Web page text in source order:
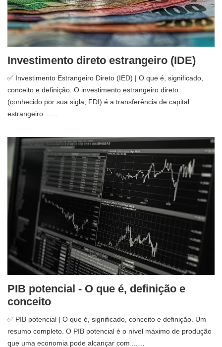
Investimento direto estrangeiro (IDE)
✅ Investimento Estrangeiro Direto (IED) | O que é, significado,
conceito e definição. O investimento estrangeiro direto
(conhecido por sua sigla, FDI) é a transferência de capital
estrangeiro ...…
PIB potencial - O que é, definição e
conceito
✅ PIB potencial | O que é, significado, conceito e definição. Um
resumo completo. O PIB potencial é o nível máximo de produção
que uma economia pode alcançar com ...…